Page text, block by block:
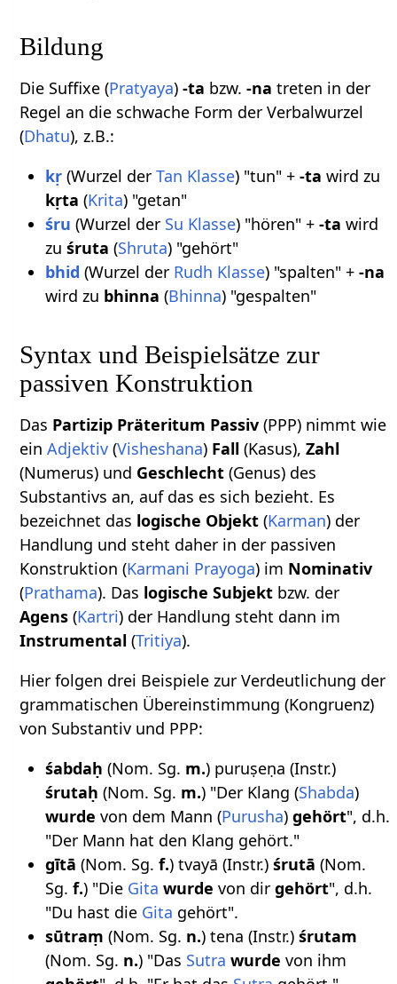
Bildung
Die Suffixe (Pratyaya)-ta bzw.-na treten in der
Regel an die schwache Form der Verbalwurzel
(Dhatu), z.B.:
kṛ(Wurzel der Tan Klasse) "tun" + -ta wird zu
kṛta (Krita) "getan"
śru (Wurzel der Su Klasse) "hören" + -ta wird
zu śruta (Shruta) "gehört"
bhid (Wurzel der Rudh Klasse) "spalten" + -na
wird zu bhinna (Bhinna) "gespalten"
Syntax und Beispielsätze zur
passiven Konstruktion
Das Partizip Präteritum Passiv (PPP) nimmt wie
einAdjektiv (Visheshana) Fall (Kasus),Zahl
(Numerus) und Geschlecht (Genus) des
Substantivs an, auf das es sich bezieht. Es
bezeichnet das logische Objekt (Karman) der
Handlung und steht daher in der passiven
Konstruktion (Karmani Prayoga) im Nominativ
(Prathama). Das logische Subjekt bzw. der
Agens (Kartri) der Handlung steht dann im
Instrumental (Tritiya).
Hier folgen drei Beispiele zur Verdeutlichung der
grammatischen Übereinstimmung (Kongruenz)
von Substantiv und PPP:
śabdaḥ (Nom. Sg. m.) puruṣeṇa (Instr.)
śrutaḥ (Nom. Sg. m.) "Der Klang (Shabda)
wurde von dem Mann (Purusha) gehört", d.h.
"Der Mann hat den Klang gehört."
gītā (Nom. Sg. f.) tvayā (Instr.) śrutā (Nom.
Sg. f.) "Die Gita wurde von dir gehört", d.h.
"Du hast die Gita gehört".
sūtraṃ (Nom. Sg. n.) tena (Instr.) śrutam
(Nom. Sg. n.) "Das Sutra wurde von ihm